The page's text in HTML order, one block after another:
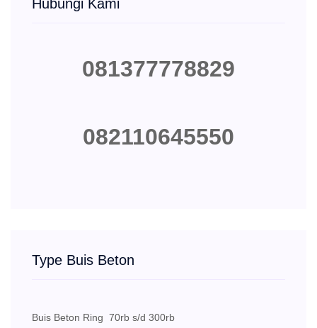
Hubungi Kami
081377778829
082110645550
Type Buis Beton
Buis Beton Ring 70rb s/d 300rb